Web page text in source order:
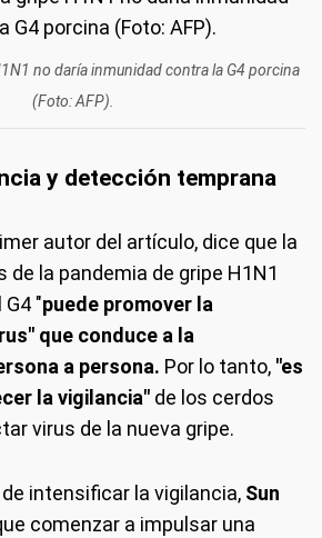
no daría inmunidad contra la G4 porcina
(Foto: AFP).
y detección temprana
autor del artículo, dice que la
de la pandemia de gripe H1N1
"puede promover la
que conduce a la
a persona. Por lo tanto, "es
la vigilancia" de los cerdos
virus de la nueva gripe.
intensificar la vigilancia, Sun
comenzar a impulsar una